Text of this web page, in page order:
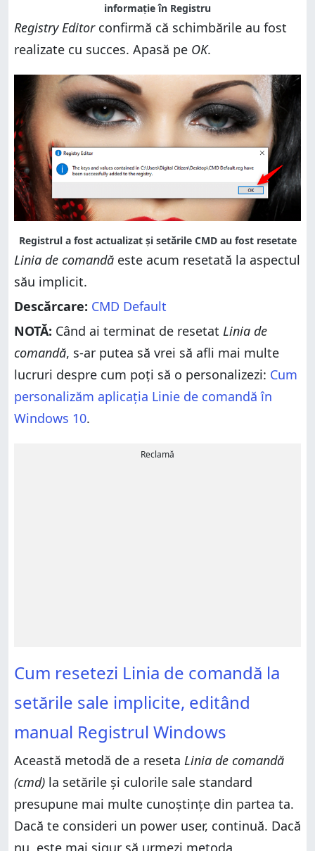
informație în Registru
Registry Editorconfirmă că schimbările au fost
realizate cu succes. Apasă pe OK.
Registrul a fost actualizat și setările CMD au fost resetate
Linia de comandă este acum resetată la aspectul
său implicit.
Descărcare: CMD Default
NOTĂ: Când ai terminat de resetat Linia de
comandă, s-ar putea să vrei să afli mai multe
lucruri despre cum poți să o personalizezi: Cum
personalizăm aplicația Linie de comandă în
Windows 10.
Reclamă
Cum resetezi Linia de comandă la
setările sale implicite, editând
manual Registrul Windows
Această metodă de a reseta Linia de comandă
(cmd) la setările și culorile sale standard
presupune mai multe cunoștințe din partea ta.
Dacă te consideri un power user, continuă. Dacă
nu, este mai sigur să urmezi metoda